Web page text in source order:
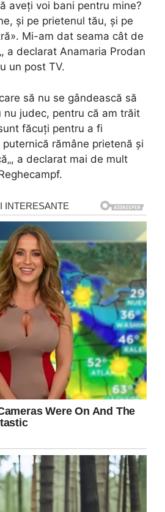
aveți voi bani pentru mine?
și pe prietenul tău, și pe
Mi-am dat seama cât de
a declarat Anamaria Prodan
un post TV.
să nu se gândească să
nu judec, pentru că am trăit
făcuți pentru a fi
rămâne prietenă și
a declarat mai de mult